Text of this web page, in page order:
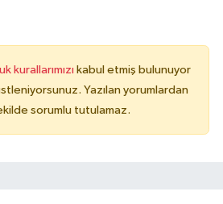
kurallarımızı kabul etmiş bulunuyor
Yazılan yorumlardan
sorumlu tutulamaz.